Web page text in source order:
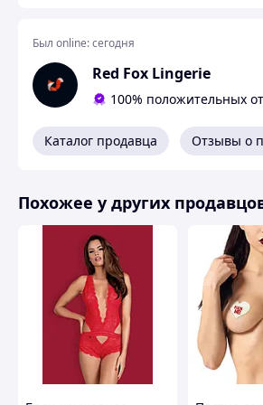
Был online:сегодня
Red Fox Lingerie
100% положительных
Каталог продавца Отзывы о
Похожее у других